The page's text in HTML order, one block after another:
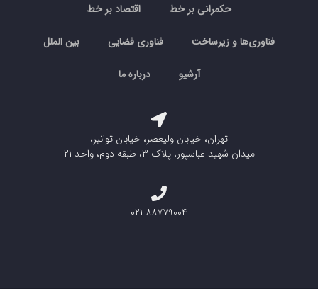
حکمرانی بر خط اقتصاد بر خط
فناوری‌ها و زیرساخت فناوری فضایی بین الملل
آرشیو درباره ما
تهران، خیابان ولیعصر، خیابان توانیر،
میدان شهید عباسپور، پلاک ۳، طبقه دوم، واحد ۲۱
۰۲۱-۸۸۷۷۹۰۰۴